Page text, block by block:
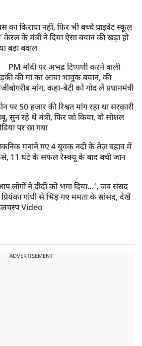
जम्मू और कश्मीर (PoJK) में हिंसा को
उमाशंकर सिंह का देर रात निधन,
संस्कार
का किराया नहीं, फिर भी बच्चे प्राइवेट स्कूल
केरल के मंत्री ने दिया ऐसा बयान की खड़ा हो
बड़ा बवाल
PM मोदी पर अभद्र टिप्पणी करने वाली
की मां का आया भावुक बयान, की
मांग, कहा-बेटी को गोद लें प्रधानमंत्री
पर 50 हजार की रिश्वत मांग रहा था सरकारी
सुन रहे थे मंत्री, फिर जो किया, वो सोशल
पर छा गया
मनाने गए 4 युवक नदी के तेज़ बहाव में
11 घंटे के सफल रेस्क्यू के बाद बची जान
लोगों ने दीदी को भगा दिया…’, जब संसद
गांधी से भिड़ गए ममता के सांसद, देखें
Video
ADVERTISEMENT